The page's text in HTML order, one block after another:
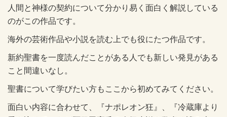
人間と神様の契約について分かり易く面白く解説している
のがこの作品です。
海外の芸術作品や小説を読む上でも役にたつ作品です。
新約聖書を一度読んだことがある人でも新しい発見がある
こと間違いなし。
聖書について学びたい方もここから初めてみてください。
面白い内容に合わせて、『ナポレオン狂』、『冷蔵庫より